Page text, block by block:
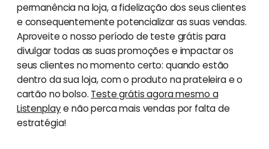
permanência na loja, a fidelização dos seus clientes
e consequentemente potencializar as suas vendas.
Aproveite o nosso período de teste grátis para
divulgar todas as suas promoções e impactar os
seus clientes no momento certo: quando estão
dentro da sua loja, com o produto na prateleira e o
cartão no bolso. Teste grátis agora mesmo a
Listenplaye não perca mais vendas por falta de
estratégia!